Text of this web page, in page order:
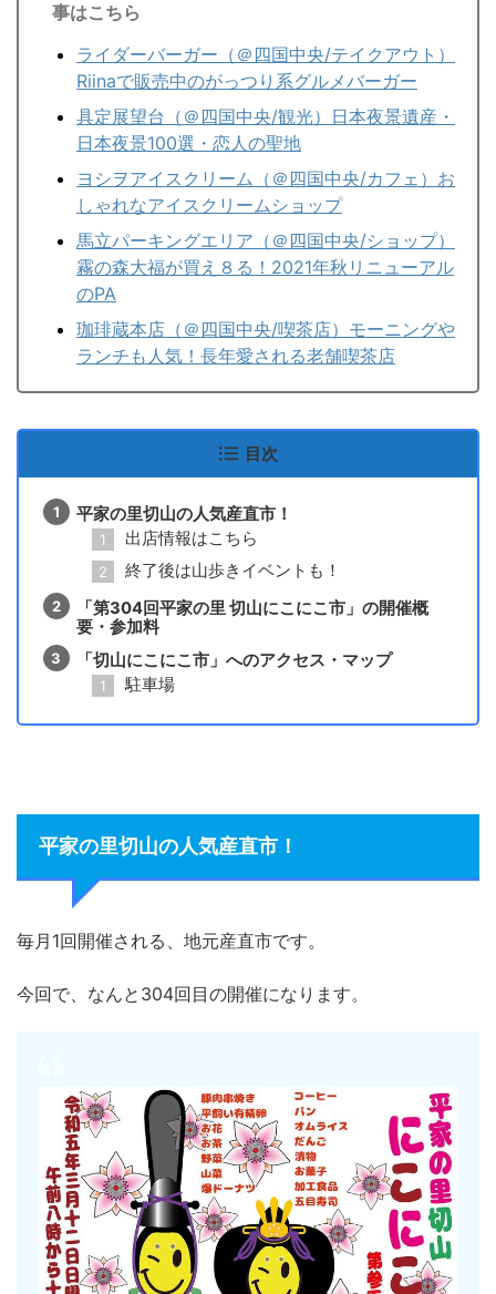
事はこちら
ライダーバーガー（＠四国中央/テイクアウト）
Riinaで販売中のがっつり系グルメバーガー
具定展望台（＠四国中央/観光）日本夜景遺産・
日本夜景100選・恋人の聖地
ヨシヲアイスクリーム（＠四国中央/カフェ）お
しゃれなアイスクリームショップ
馬立パーキングエリア（＠四国中央/ショップ）
霧の森大福が買え８る！2021年秋リニューアル
のPA
珈琲蔵本店（＠四国中央/喫茶店）モーニングや
ランチも人気！長年愛される老舗喫茶店
目次
平家の里切山の人気産直市！
出店情報はこちら
終了後は山歩きイベントも！
「第304回平家の里 切山にこにこ市」の開催概
要・参加料
「切山にこにこ市」へのアクセス・マップ
駐車場
平家の里切山の人気産直市！
毎月1回開催される、地元産直市です。
今回で、なんと304回目の開催になります。